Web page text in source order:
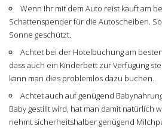
Wenn Ihr mit dem Auto reist kauft am
Schattenspender für die Autoscheiben.
Sonne geschützt.
Achtet bei der Hotelbuchung am
dass auch ein Kinderbett zur Verfügung
kann man dies problemlos dazu buchen.
Achtet auch auf genügend
Baby gestillt wird, hat man damit natürlich
nehmt sicherheitshalber genügend